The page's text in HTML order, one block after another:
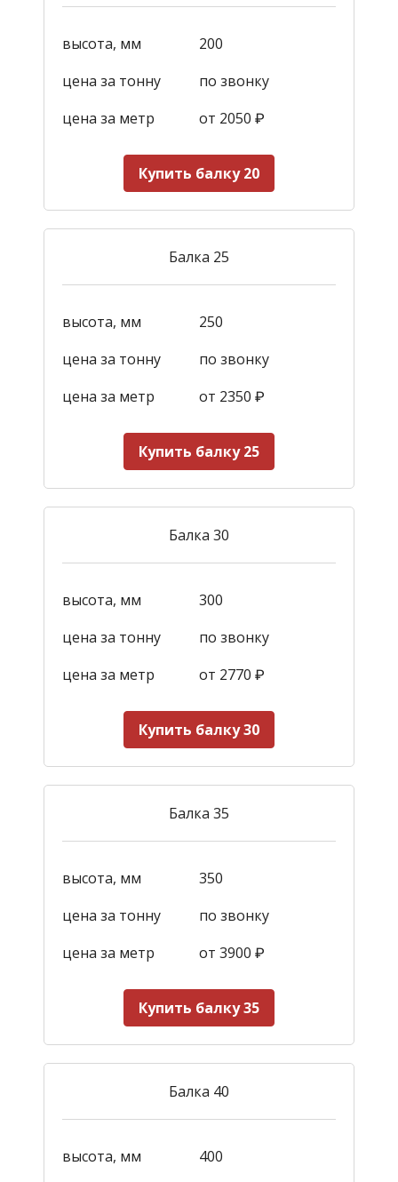
высота, мм
200
цена за тонну
по звонку
цена за метр
от 2050 ₽
Купить балку 20
Балка 25
высота, мм
250
цена за тонну
по звонку
цена за метр
от 2350 ₽
Купить балку 25
Балка 30
высота, мм
300
цена за тонну
по звонку
цена за метр
от 2770 ₽
Купить балку 30
Балка 35
высота, мм
350
цена за тонну
по звонку
цена за метр
от 3900 ₽
Купить балку 35
Балка 40
высота, мм 400